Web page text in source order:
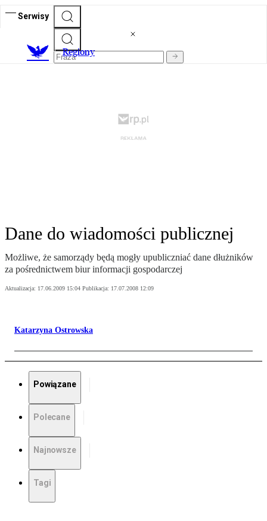
Serwisy
Regiony
Dane do wiadomości publicznej
Możliwe, że samorządy będą mogły upubliczniać dane dłużników
za pośrednictwem biur informacji gospodarczej
Aktualizacja: 17.06.2009 15:04 Publikacja: 17.07.2008 12:09
Katarzyna Ostrowska
Powiązane
Polecane
Najnowsze
Tagi